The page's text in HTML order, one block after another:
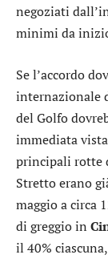
negoziati
minimi da
Se l’accordo
internazionale
del Golfo
immediata
principali rotte
Stretto erano
maggio a circa
di greggio in
il 40%